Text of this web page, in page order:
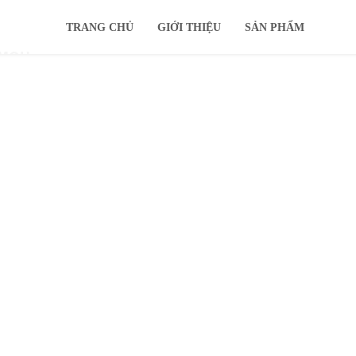
TRANG CHỦ GIỚI THIỆU SẢN PHẨM